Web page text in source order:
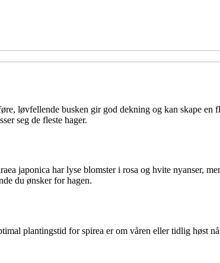
løvfellende busken gir god dekning og kan skape en
seg de fleste hager.
japonica har lyse blomster i rosa og hvite nyanser,
du ønsker for hagen.
plantingstid for spirea er om våren eller tidlig høst